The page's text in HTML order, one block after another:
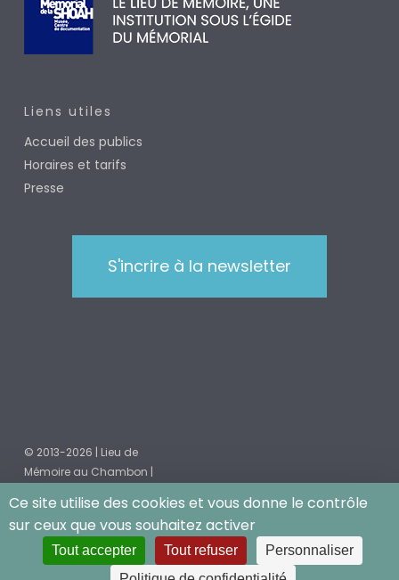
Liens utiles
Accueil des publics
Horaires et tarifs
Presse
S'incrire à la newsletter
© 2013-2026 | Lieu de
Mémoire au Chambon |
Politique de
confidentialité
phone email
Ce site utilise des cookies et vous donne le contrôle
sur ceux que vous souhaitez activer
Tout accepter Tout refuser
Personnaliser